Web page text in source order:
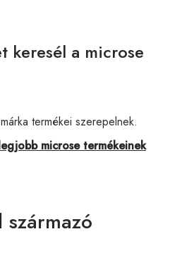
keresél a microse
termékei szerepelnek.
microse termékeinek